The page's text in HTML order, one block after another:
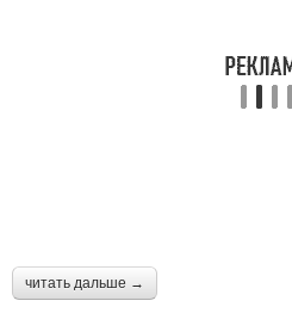
читать дальше →